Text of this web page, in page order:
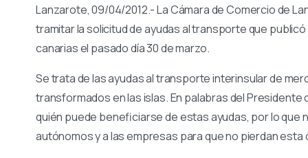
Lanzarote, 09/04/2012.- La Cámara de Comercio de
tramitar la solicitud de ayudas al transporte que
canarias el pasado día 30 de marzo.
Se trata de las ayudas al transporte interinsular de
transformados en las islas. En palabras del
quién puede beneficiarse de estas ayudas, por lo que
autónomos y a las empresas para que no pierdan esta